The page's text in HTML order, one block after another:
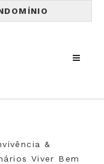
&
Viver Bem